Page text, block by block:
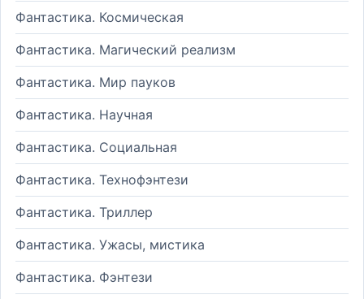
Фантастика. Космическая
Фантастика. Магический реализм
Фантастика. Мир пауков
Фантастика. Научная
Фантастика. Социальная
Фантастика. Технофэнтези
Фантастика. Триллер
Фантастика. Ужасы, мистика
Фантастика. Фэнтези